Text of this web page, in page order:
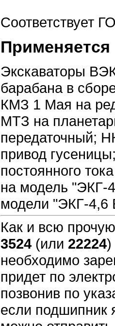
Соответствует
Экскаваторы
барабана в
КМЗ 1 Мая на
МТЗ на
передаточный;
привод
постоянного
на модель "ЭКГ-
модели "ЭКГ-4,6
Как и всю
3524 (или 22224)
необходимо
придет по
позвонив по
если подшипник